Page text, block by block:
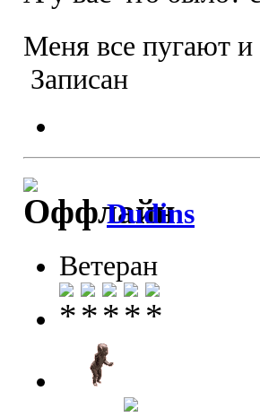
Меня все пугают
Записан
Dudins
Ветеран